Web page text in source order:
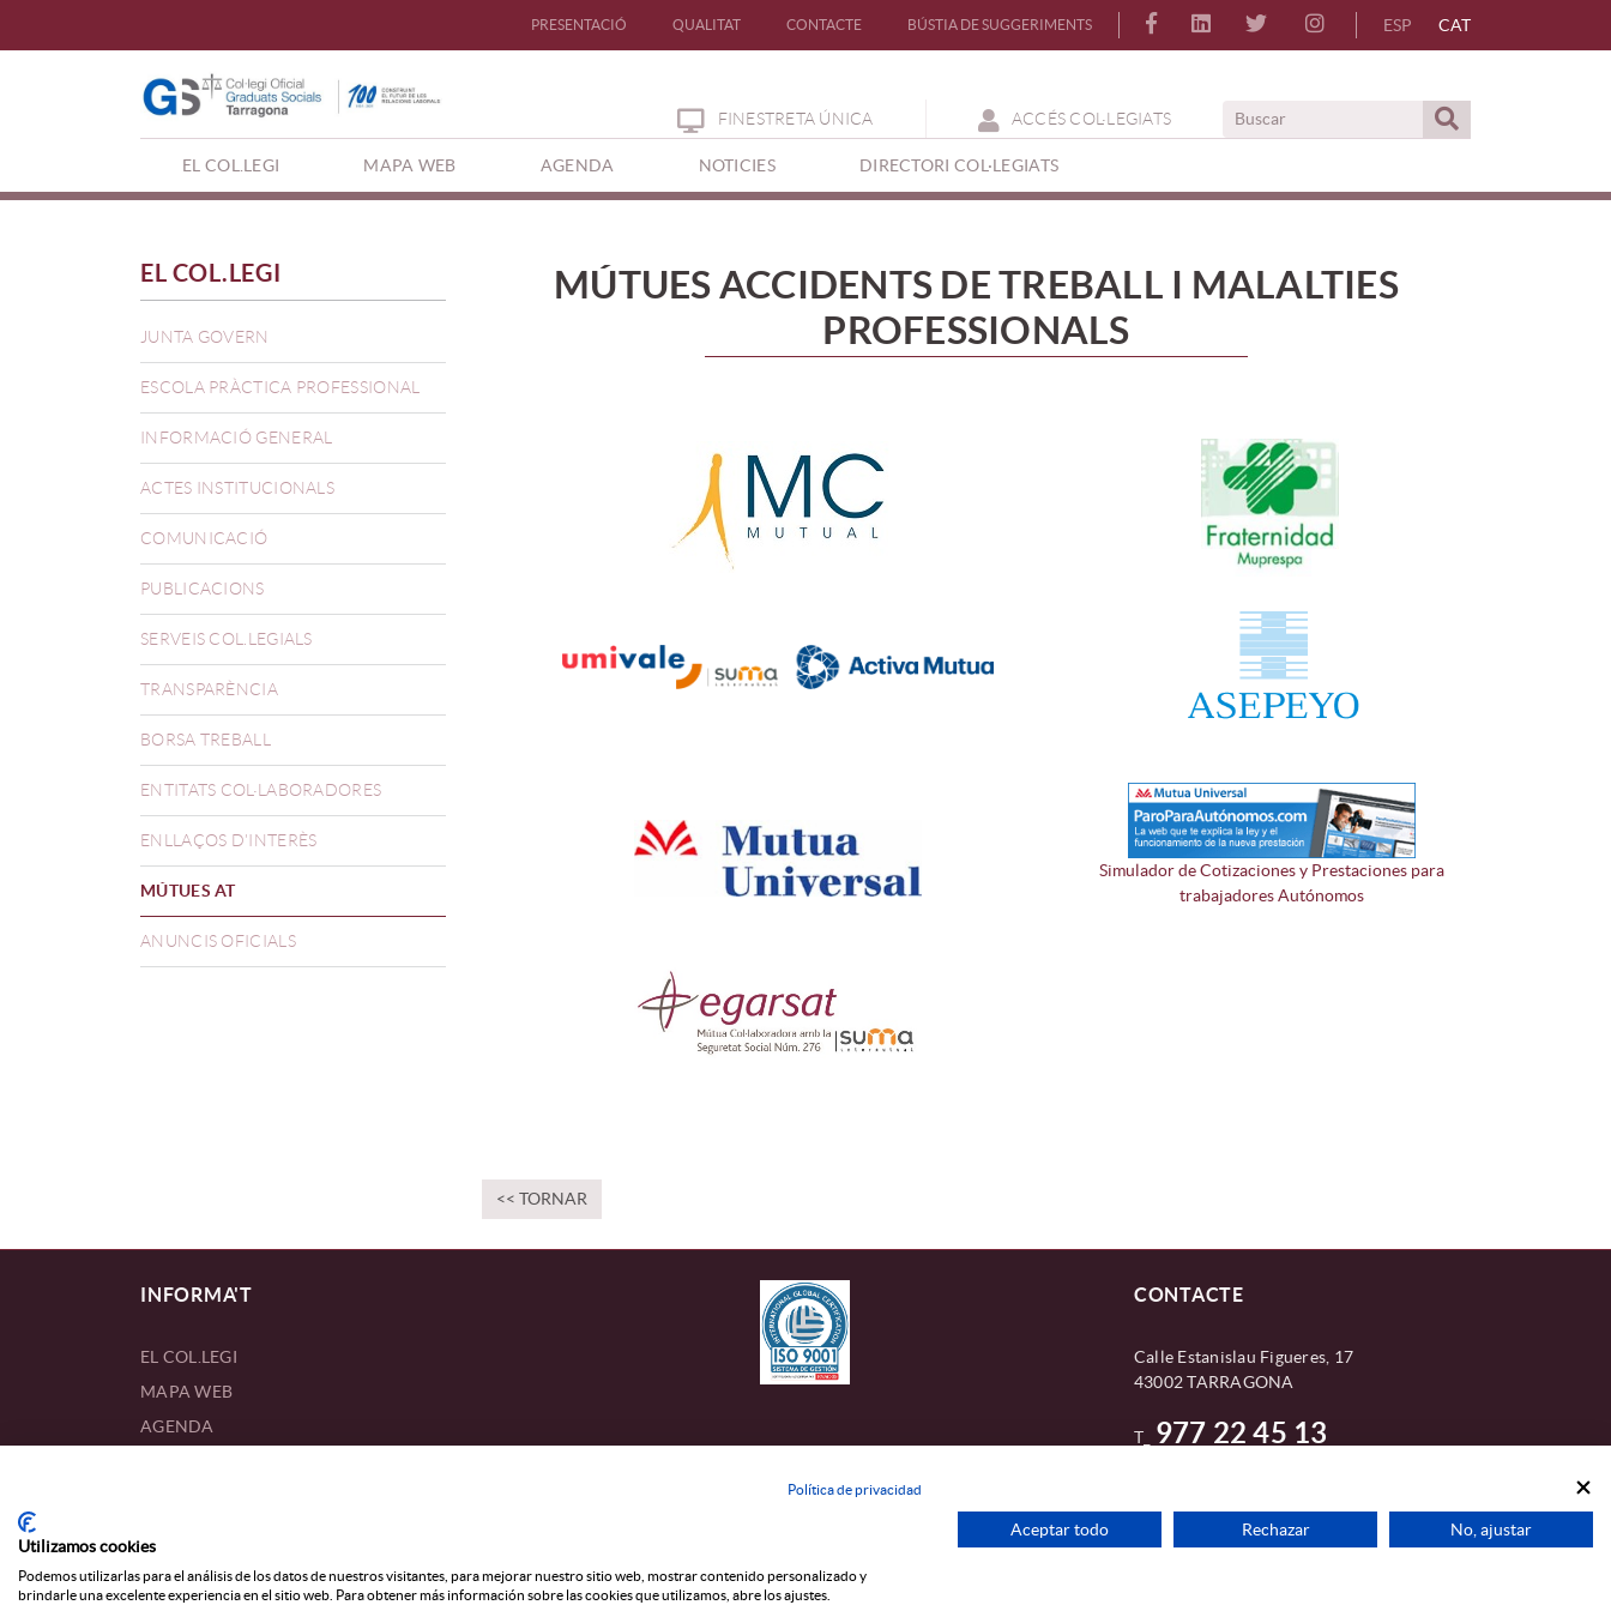
ESP CAT
PRESENTACIÓ QUALITAT CONTACTE BÚSTIA DE SUGGERIMENTS
ACCÉS COL·LEGIATS
FINESTRETA ÚNICA
EL COL.LEGI (CURRENT)MAPA WEB AGENDA NOTICIES DIRECTORI COL·LEGIATS
EL COL.LEGI
JUNTA GOVERN
ESCOLA PRÀCTICA PROFESSIONAL
INFORMACIÓ GENERAL
ACTES INSTITUCIONALS
COMUNICACIÓ
PUBLICACIONS
SERVEIS COL.LEGIALS
TRANSPARÈNCIA
BORSA TREBALL
ENTITATS COL·LABORADORES
ENLLAÇOS D'INTERÈS
MÚTUES AT
ANUNCIS OFICIALS
MÚTUES ACCIDENTS DE TREBALL I MALALTIES
PROFESSIONALS
Simulador de Cotizaciones y Prestaciones para
trabajadores Autónomos
<< TORNAR
INFORMA'T
EL COL.LEGI
MAPA WEB
AGENDA
CONTACTE
Calle Estanislau Figueres, 17
43002 TARRAGONA
T_ 977 22 45 13
AVÍS LEGAL Distribuït per:Taemsa
Política de privacidad
Utilizamos cookies
Podemos utilizarlas para el análisis de los datos de nuestros visitantes, para mejorar nuestro sitio web, mostrar contenido personalizado y
brindarle una excelente experiencia en el sitio web. Para obtener más información sobre las cookies que utilizamos, abre los ajustes.
Aceptar todo Rechazar No, ajustar